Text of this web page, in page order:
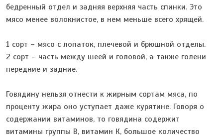
бедренный отдел и задняя верхняя часть спинки. Это
мясо менее волокнистое, в нем меньше всего хрящей.
1 сорт – мясо с лопаток, плечевой и брюшной отделы.
2 сорт – часть между шеей и головой, а также голени
передние и задние.
Говядину нельзя отнести к жирным сортам мяса, по
проценту жира оно уступает даже курятине. Говоря о
содержании витаминов, то говядина содержит
витамины группы В, витамин К, большое количество